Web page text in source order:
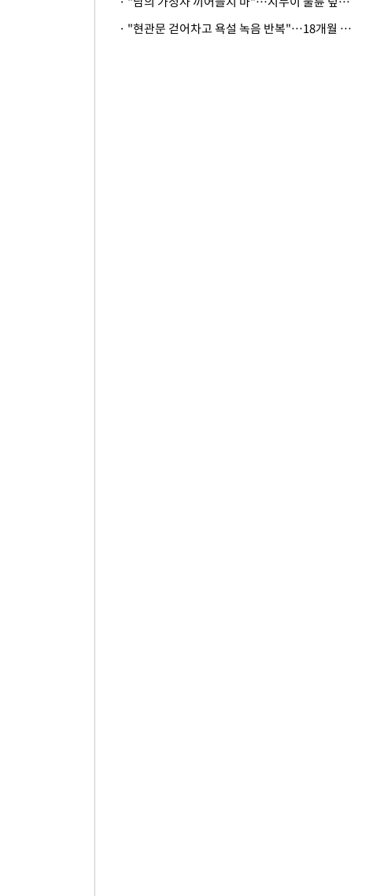
· "현관문 걷어차고 욕설 녹음 반복"…18개월 아기 키우는 집 뒤흔든 '앞집의 비극'